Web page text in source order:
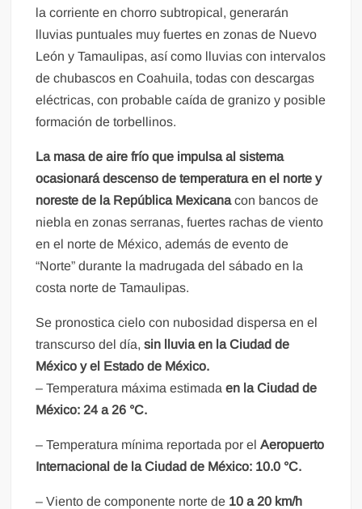
la corriente en chorro subtropical, generarán
lluvias puntuales muy fuertes en zonas de Nuevo
León y Tamaulipas, así como lluvias con intervalos
de chubascos en Coahuila, todas con descargas
eléctricas, con probable caída de granizo y posible
formación de torbellinos.
La masa de aire frío que impulsa al sistema
ocasionará descenso de temperatura en el norte y
noreste de la República Mexicanacon bancos de
niebla en zonas serranas, fuertes rachas de viento
en el norte de México, además de evento de
“Norte” durante la madrugada del sábado en la
costa norte de Tamaulipas.
Se pronostica cielo con nubosidad dispersa en el
transcurso del día, sin lluvia en la Ciudad de
México y el Estado de México.
– Temperatura máxima estimadaen la Ciudad de
México: 24 a 26 °C.
– Temperatura mínima reportada por elAeropuerto
Internacional de la Ciudad de México: 10.0 °C.
– Viento de componente norte de 10 a 20 km/h